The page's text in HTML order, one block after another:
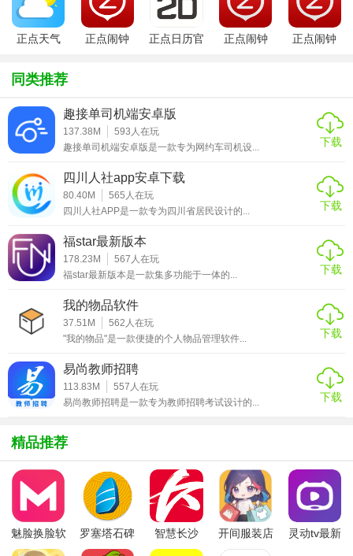
【正点好天气技巧】
如只显示温度、湿度或增加空气质量指数等。
2. 语音播报功能：对于视力不佳的用户，提供语音播报天气
功能，解放双眼也能知天气。
3. 定时提醒：设置未来某个时间段的天气提醒，如“下午3点
【正点好天气亮点】
的天气预测。
行等多方面的生活建议。
3. 界面简洁美观：设计简洁，色彩温馨，视觉上给人以舒适
感。
正点天气 正点闹钟
正点日历官
正点闹钟
正点闹钟
同类推荐
趣接单司机端安卓版
137.38M 593 人在玩
趣接单司机端安卓版是一款专为网约车司机设...
下载
四川人社app安卓下载
80.40M 565 人在玩
四川人社APP是一款专为四川省居民设计的...
下载
福star最新版本
178.23M 567 人在玩
福star最新版本是一款集多功能于一体的...
下载
我的物品软件
37.51M 562 人在玩
"我的物品"是一款便捷的个人物品管理软件...
下载
易尚教师招聘
113.83M 557 人在玩
易尚教师招聘是一款专为教师招聘考试设计的...
下载
精品推荐
魅脸换脸软
件
罗塞塔石碑
安卓版
智慧长沙
app
开间服装店
灵动tv最新